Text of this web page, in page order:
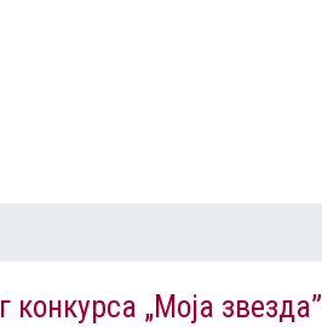
конкурса „Моја звезда”